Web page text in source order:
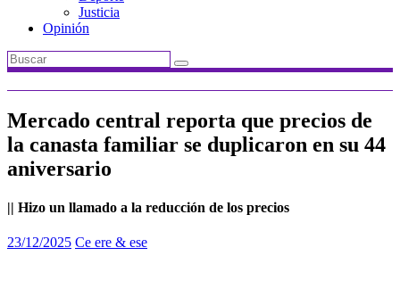
Justicia
Opinión
Mercado central reporta que precios de
la canasta familiar se duplicaron en su 44
aniversario
|| Hizo un llamado a la reducción de los precios
23/12/2025 Ce ere & ese